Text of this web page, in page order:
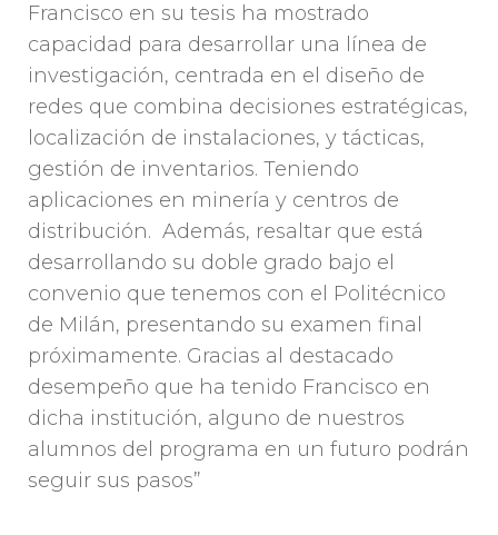
Francisco en su tesis ha mostrado
capacidad para desarrollar una línea de
investigación, centrada en el diseño de
redes que combina decisiones estratégicas,
localización de instalaciones, y tácticas,
gestión de inventarios. Teniendo
aplicaciones en minería y centros de
distribución. Además, resaltar que está
desarrollando su doble grado bajo el
convenio que tenemos con el Politécnico
de Milán, presentando su examen final
próximamente. Gracias al destacado
desempeño que ha tenido Francisco en
dicha institución, alguno de nuestros
alumnos del programa en un futuro podrán
seguir sus pasos”